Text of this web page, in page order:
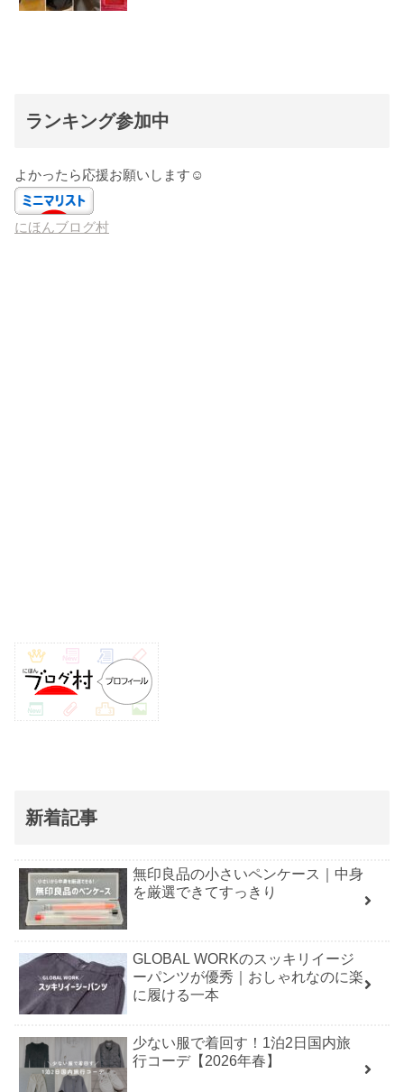
ランキング参加中
よかったら応援お願いします☺️
にほんブログ村
新着記事
無印良品の小さいペンケース｜中身
を厳選できてすっきり
GLOBAL WORKのスッキリイージ
ーパンツが優秀｜おしゃれなのに楽
に履ける一本
少ない服で着回す！1泊2日国内旅
行コーデ【2026年春】